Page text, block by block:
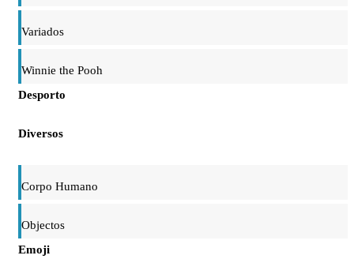
Variados
Winnie the Pooh
Desporto
Diversos
Corpo Humano
Objectos
Emoji